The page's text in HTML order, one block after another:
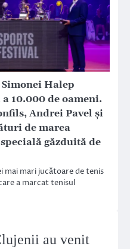
Halep
10.000 de oameni.
Andrei Pavel și
de marea
găzduită de
mai mari jucătoare de tenis
a marcat tenisul
au venit